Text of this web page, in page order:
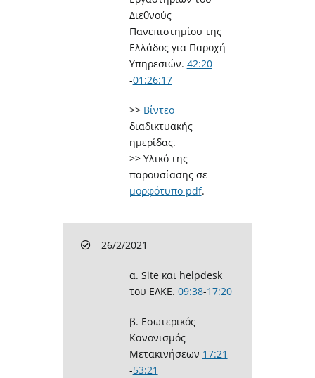
Διεθνούς
Πανεπιστημίου της
Ελλάδος για Παροχή
Υπηρεσιών. 42:20​
-01:26:17
>> Βίντεο
διαδικτυακής
ημερίδας.
>> Υλικό της
παρουσίασης σε
μορφότυπο pdf.
26/2/2021
α. Site και helpdesk
του ΕΛΚΕ. 09:38​-17:20
β. Εσωτερικός
Κανονισμός
Μετακινήσεων 17:21
-53:21